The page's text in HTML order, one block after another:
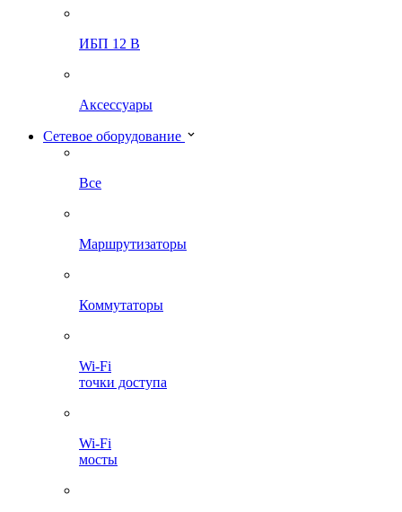
ИБП 12 В
Аксессуары
Сетевое оборудование
Все
Маршрутизаторы
Коммутаторы
Wi-Fi
точки доступа
Wi-Fi
мосты